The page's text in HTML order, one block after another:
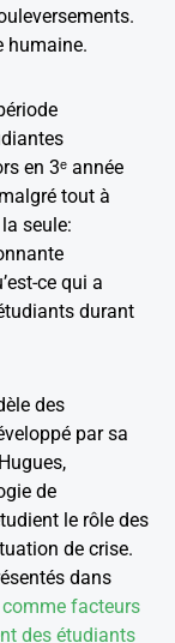
humaine.
en 3ᵉ année
tout à
seule:
ce qui a
durant
des
par sa
de
le rôle des
de crise.
dans
facteurs
des étudiants